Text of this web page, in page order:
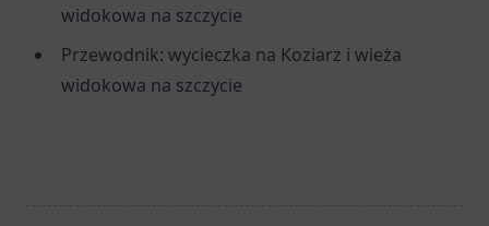
widokowa na szczycie
Przewodnik: wycieczka na Koziarz i wieża
widokowa na szczycie